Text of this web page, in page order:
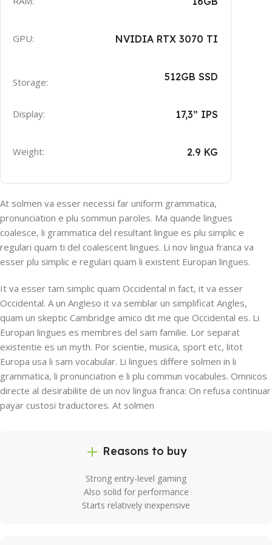
GPU: NVIDIA RTX 3070 TI
Storage: 512GB SSD
Display: 17,3” IPS
Weight: 2.9 KG
At solmen va esser necessi far uniform grammatica,
pronunciation e plu sommun paroles. Ma quande lingues
coalesce, li grammatica del resultant lingue es plu simplic e
regulari quam ti del coalescent lingues. Li nov lingua franca va
esser plu simplic e regulari quam li existent Europan lingues.
It va esser tam simplic quam Occidental in fact, it va esser
Occidental. A un Angleso it va semblar un simplificat Angles,
quam un skeptic Cambridge amico dit me que Occidental es. Li
Europan lingues es membres del sam familie. Lor separat
existentie es un myth. Por scientie, musica, sport etc, litot
Europa usa li sam vocabular. Li lingues differe solmen in li
grammatica, li pronunciation e li plu commun vocabules. Omnicos
directe al desirabilite de un nov lingua franca: On refusa continuar
payar custosi traductores. At solmen
Reasons to buy
Strong entry-level gaming
Also solid for performance
Starts relatively inexpensive